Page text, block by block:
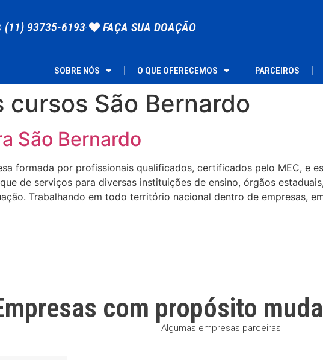
(11) 93735-6193 FAÇA SUA DOAÇÃO
SOBRE NÓS O QUE OFERECEMOS PARCEIROS
cursos São Bernardo
São Bernardo
formada por profissionais qualificados, certificados pelo MEC, e
de serviços para diversas instituições de ensino, órgãos
Trabalhando em todo território nacional dentro de empresas,
com propósito
Algumas empresas parceiras